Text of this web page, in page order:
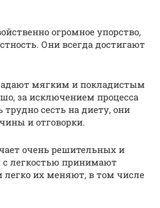
огромное упорство,
Они всегда достигают
мягким и покладистым
за исключением процесса
сесть на диету, они
и отговорки.
очень решительных и
легкостью принимают
их меняют, в том числе